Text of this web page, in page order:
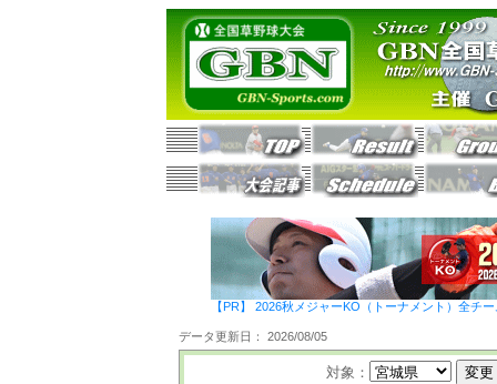
【PR】 2026秋メジャーKO（トーナメント）全チ
データ更新日： 2026/08/05
対象：